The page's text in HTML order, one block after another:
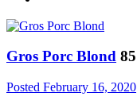
Gros Porc Blond 85
Posted February 16, 2020